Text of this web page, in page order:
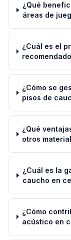
¿Qué
áreas de
¿Cuál es el
¿Cómo se
pisos de
¿Qué
otros
¿Cuál es la
caucho en
¿Cómo
acústico en